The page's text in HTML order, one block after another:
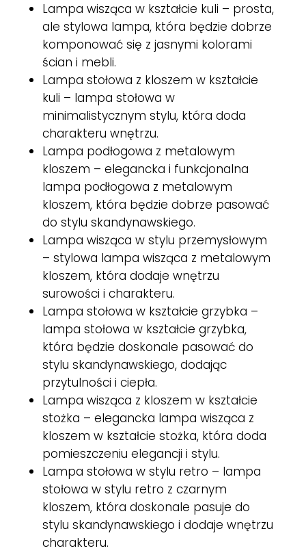
Lampa wisząca w kształcie kuli – prosta,
ale stylowa lampa, która będzie dobrze
komponować się z jasnymi kolorami
ścian i mebli.
Lampa stołowa z kloszem w kształcie
kuli – lampa stołowa w
minimalistycznym stylu, która doda
charakteru wnętrzu.
Lampa podłogowa z metalowym
kloszem – elegancka i funkcjonalna
lampa podłogowa z metalowym
kloszem, która będzie dobrze pasować
do stylu skandynawskiego.
Lampa wisząca w stylu przemysłowym
– stylowa lampa wisząca z metalowym
kloszem, która dodaje wnętrzu
surowości i charakteru.
Lampa stołowa w kształcie grzybka –
lampa stołowa w kształcie grzybka,
która będzie doskonale pasować do
stylu skandynawskiego, dodając
przytulności i ciepła.
Lampa wisząca z kloszem w kształcie
stożka – elegancka lampa wisząca z
kloszem w kształcie stożka, która doda
pomieszczeniu elegancji i stylu.
Lampa stołowa w stylu retro – lampa
stołowa w stylu retro z czarnym
kloszem, która doskonale pasuje do
stylu skandynawskiego i dodaje wnętrzu
charakteru.